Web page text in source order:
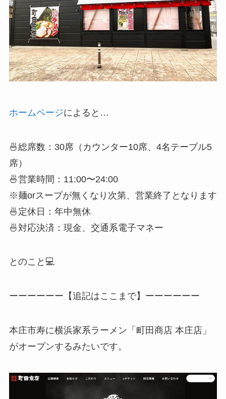
ホームページによると…
🍜総席数：30席（カウンター10席、4名テーブル5
席）
🍜営業時間：11:00〜24:00
※麺orスープが無くなり次第、営業終了となります
🍜定休日：年中無休
🍜対応決済：現金、交通系電子マネー
とのこと💻
ーーーーーー【追記はここまで】ーーーーーー
本庄市寿に横浜家系ラーメン「町田商店 本庄店」
がオープンするみたいです。